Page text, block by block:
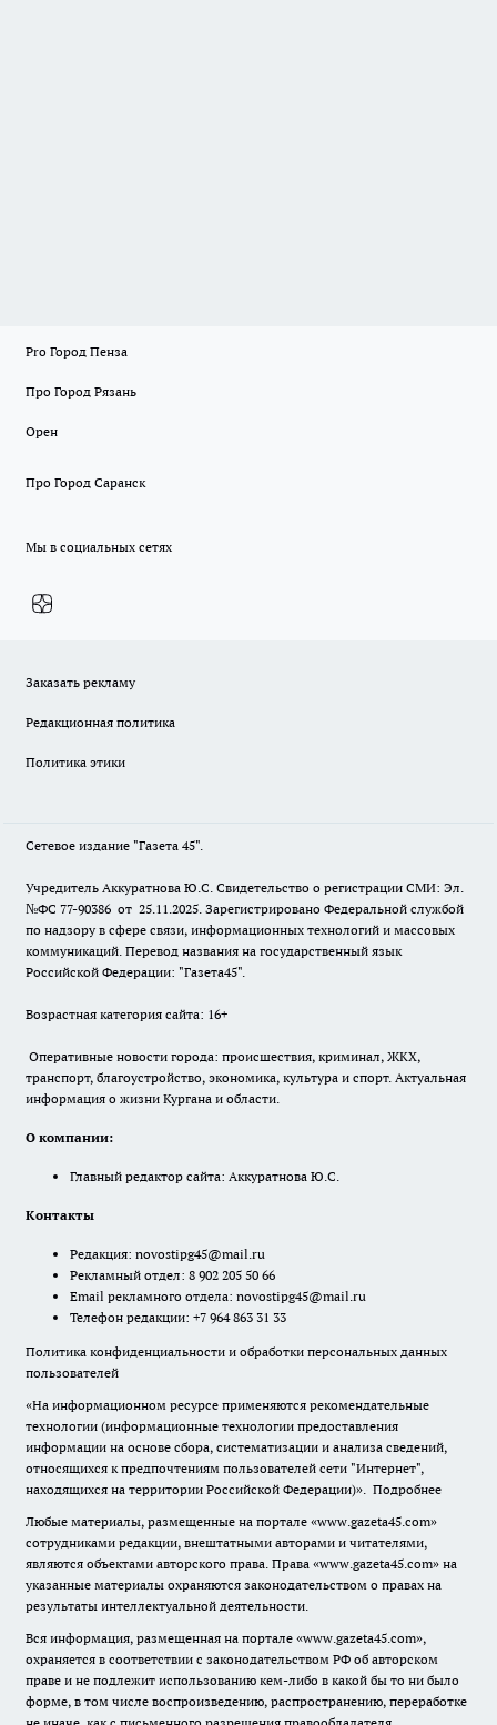
Pro Город Пенза
Про Город Рязань
Орен
Про Город Саранск
Мы в социальных сетях
Заказать рекламу
Редакционная политика
Политика этики
Сетевое издание "Газета 45".
Учредитель Аккуратнова Ю.С. Свидетельство о регистрации СМИ: Эл.
№ФС 77-90386 от 25.11.2025. Зарегистрировано Федеральной службой
по надзору в сфере связи, информационных технологий и массовых
коммуникаций. Перевод названия на государственный язык
Российской Федерации: "Газета45".
Возрастная категория сайта: 16+
Оперативные новости города: происшествия, криминал, ЖКХ,
транспорт, благоустройство, экономика, культура и спорт. Актуальная
информация о жизни Кургана и области.
О компании:
Главный редактор сайта: Аккуратнова Ю.С.
Контакты
Редакция: novostipg45@mail.ru
Рекламный отдел: 8 902 205 50 66
Email рекламного отдела: novostipg45@mail.ru
Телефон редакции: +7 964 863 31 33
Политика конфиденциальности и обработки персональных данных
пользователей
«На информационном ресурсе применяются рекомендательные
технологии (информационные технологии предоставления
информации на основе сбора, систематизации и анализа сведений,
относящихся к предпочтениям пользователей сети "Интернет",
находящихся на территории Российской Федерации)». Подробнее
Любые материалы, размещенные на портале «www.gazeta45.com»
сотрудниками редакции, внештатными авторами и читателями,
являются объектами авторского права. Права «www.gazeta45.com» на
указанные материалы охраняются законодательством о правах на
результаты интеллектуальной деятельности.
Вся информация, размещенная на портале «www.gazeta45.com»,
охраняется в соответствии с законодательством РФ об авторском
праве и не подлежит использованию кем-либо в какой бы то ни было
форме, в том числе воспроизведению, распространению, переработке